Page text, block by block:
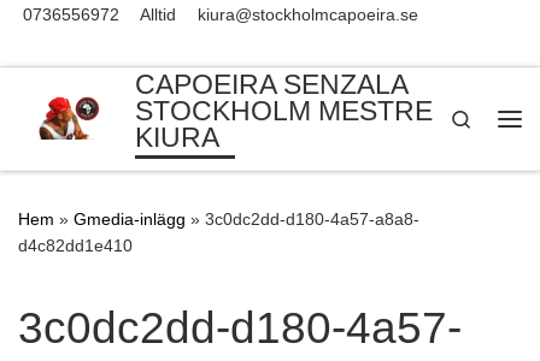
0736556972 Alltid kiura@stockholmcapoeira.se
CAPOEIRA SENZALA
STOCKHOLM MESTRE
KIURA
Search
Hem » Gmedia-inlägg » 3c0dc2dd-d180-4a57-a8a8-
d4c82dd1e410
3c0dc2dd-d180-4a57-